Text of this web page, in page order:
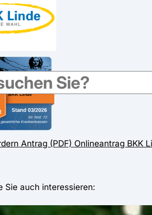
Antrag (PDF) Onlineantrag BKK
Sie auch interessieren: